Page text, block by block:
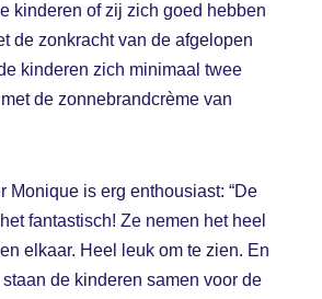
kinderen of zij zich goed hebben
de zonkracht van de afgelopen
kinderen zich minimaal twee
de zonnebrandcrème van
Monique is erg enthousiast: “De
fantastisch! Ze nemen het heel
elkaar. Heel leuk om te zien. En
de kinderen samen voor de